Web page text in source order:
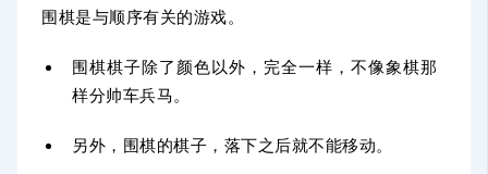
围棋是与顺序有关的游戏。
围棋棋子除了颜色以外，完全一样，不像象棋那
样分帅车兵马。
另外，围棋的棋子，落下之后就不能移动。